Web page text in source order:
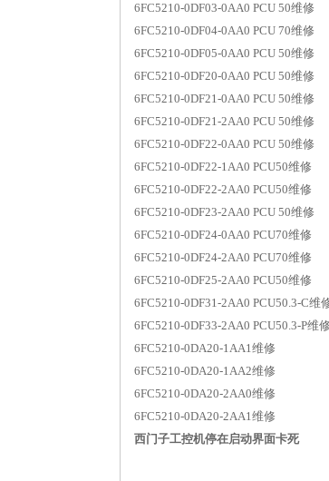
6FC5210-0DF03-0AA0 PCU 50维修
6FC5210-0DF04-0AA0 PCU 70维修
6FC5210-0DF05-0AA0 PCU 50维修
6FC5210-0DF20-0AA0 PCU 50维修
6FC5210-0DF21-0AA0 PCU 50维修
6FC5210-0DF21-2AA0 PCU 50维修
6FC5210-0DF22-0AA0 PCU 50维修
6FC5210-0DF22-1AA0 PCU50维修
6FC5210-0DF22-2AA0 PCU50维修
6FC5210-0DF23-2AA0 PCU 50维修
6FC5210-0DF24-0AA0 PCU70维修
6FC5210-0DF24-2AA0 PCU70维修
6FC5210-0DF25-2AA0 PCU50维修
6FC5210-0DF31-2AA0 PCU50.3-C维
6FC5210-0DF33-2AA0 PCU50.3-P维修
6FC5210-0DA20-1AA1维修
6FC5210-0DA20-1AA2维修
6FC5210-0DA20-2AA0维修
6FC5210-0DA20-2AA1维修
西门子工控机停在启动界面卡死